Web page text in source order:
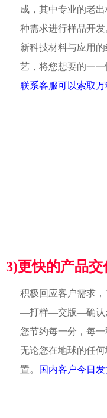
成，其中专业的老
种需求进行样品开
新科技材料与应用
艺，将您想要的一一
联系客服可以索取
3)更快的产品交
积极回应客户需求
—打样—交版—确认;
您节约每一分，每
无论您在地球的任
置。
国内客户今日发